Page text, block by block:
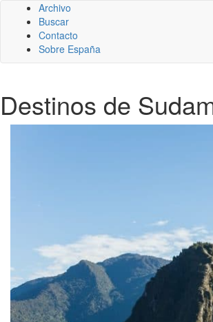
Archivo
Buscar
Contacto
Sobre España
Destinos de